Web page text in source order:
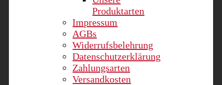
Produktarten
Impressum
AGBs
Widerrufsbelehrung
Datenschutzerklärung
Zahlungsarten
Versandkosten